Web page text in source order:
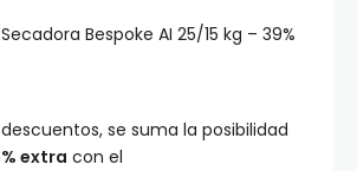
Bespoke AI 25/15 kg – 39%
se suma la posibilidad
extra con el